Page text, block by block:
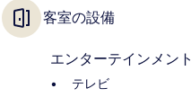
客室の設備
エンターテインメント
テレビ